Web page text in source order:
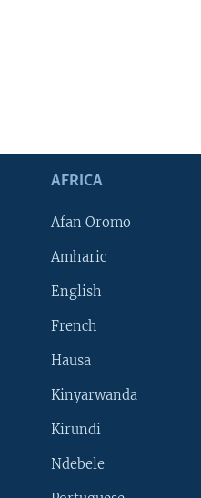
AFRICA
Afan Oromo
Amharic
English
French
Hausa
Kinyarwanda
Kirundi
Ndebele